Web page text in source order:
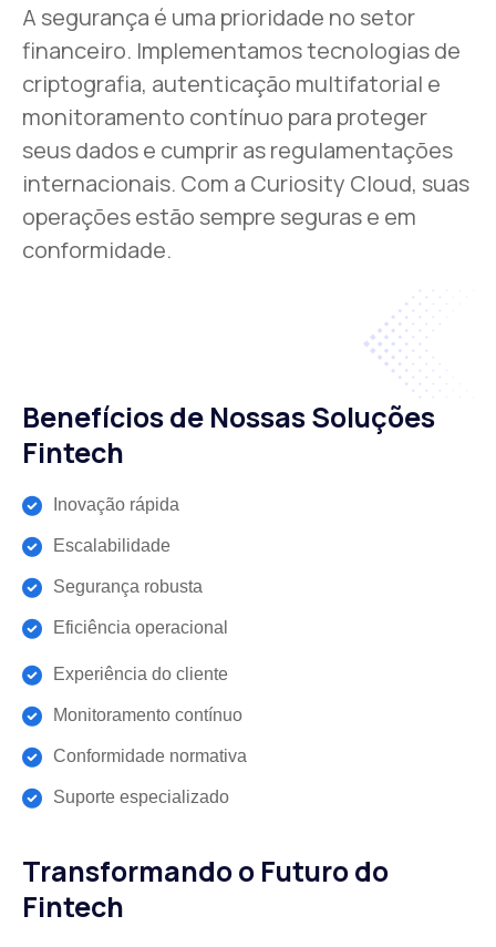
A segurança é uma prioridade no setor
financeiro. Implementamos tecnologias de
criptografia, autenticação multifatorial e
monitoramento contínuo para proteger
seus dados e cumprir as regulamentações
internacionais. Com a Curiosity Cloud, suas
operações estão sempre seguras e em
conformidade.
Benefícios de Nossas Soluções
Fintech
Inovação rápida
Escalabilidade
Segurança robusta
Eficiência operacional
Experiência do cliente
Monitoramento contínuo
Conformidade normativa
Suporte especializado
Transformando o Futuro do
Fintech